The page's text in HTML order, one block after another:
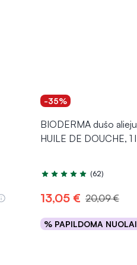
-35%
BIODERMA dušo
HUILE DE DOUCHE, 1 l
Įvertinimas 5.0 iš 5
(62)
13,05 € 20,09 €
% PAPILDOMA
Į krepšelį